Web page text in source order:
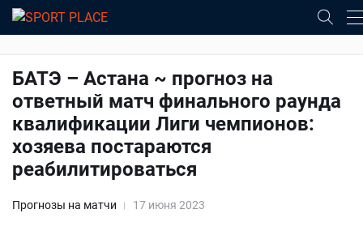
БАТЭ – Астана ~ прогноз на
ответный матч финального раунда
квалификации Лиги чемпионов:
хозяева постараются
реабилитироваться
Прогнозы на матчи 17 июня 2023